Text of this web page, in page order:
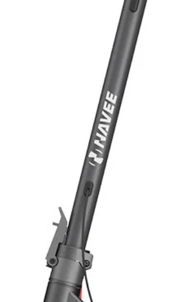
risparmiare fino a 300 € all’anno
litraggio ad uso domestico. Con
risparmio visibile e tangibile nella
Investimento conveniente
Un prodotto efficiente consuma
elettrico di pari litraggio, con lo
energetico ed economico che
3 anni. Inoltre, per chi usufruisce
di recupero dell'investimento sono
Considerando che la vita media
circa, passare alla tecnologia
permetterebbe, secondo l’attuale
complessivo di circa 2.000 euro
Integrazione al fotovoltaico
L’integrazione dello scaldacqua
correttamente dimensionato
grazie all’utilizzo diretto
scambiata con la rete. Una
risparmio energetico ed
proprie attività domestiche in
l’ambiente.